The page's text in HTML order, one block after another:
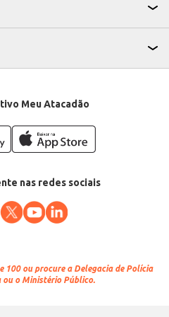
consumo satisfatória.
Meu Atacadão
nas redes sociais
100 ou procure a Delegacia de Polícia
ou o Ministério Público.